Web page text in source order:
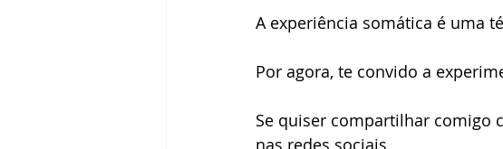
A experiência somática é uma
Por agora, te convido a
Se quiser compartilhar comigo
nas redes sociais.